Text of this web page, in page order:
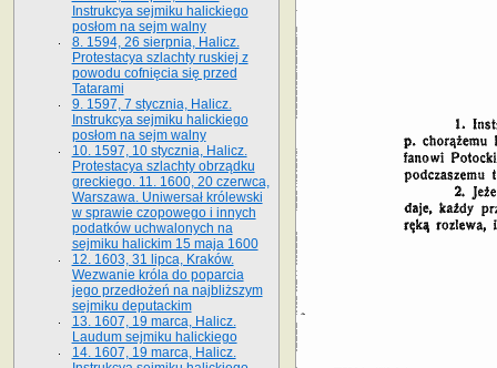
Instrukcya sejmiku halickiego
posłom na sejm walny
8. 1594, 26 sierpnia, Halicz.
Protestacya szlachty ruskiej z
powodu cofnięcia się przed
Tatarami
9. 1597, 7 stycznia, Halicz.
Instrukcya sejmiku halickiego
posłom na sejm walny
10. 1597, 10 stycznia, Halicz.
Protestacya szlachty obrządku
greckiego. 11. 1600, 20 czerwca,
Warszawa. Uniwersał królewski
w sprawie czopowego i innych
podatków uchwalonych na
sejmiku halickim 15 maja 1600
12. 1603, 31 lipca, Kraków.
Wezwanie króla do poparcia
jego przedłożeń na najbliższym
sejmiku deputackim
13. 1607, 19 marca, Halicz.
Laudum sejmiku halickiego
14. 1607, 19 marca, Halicz.